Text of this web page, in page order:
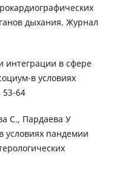
дыхания. Журнал
интеграции в сфере
в условиях
53-64
С., Пардаева У
условиях пандемии